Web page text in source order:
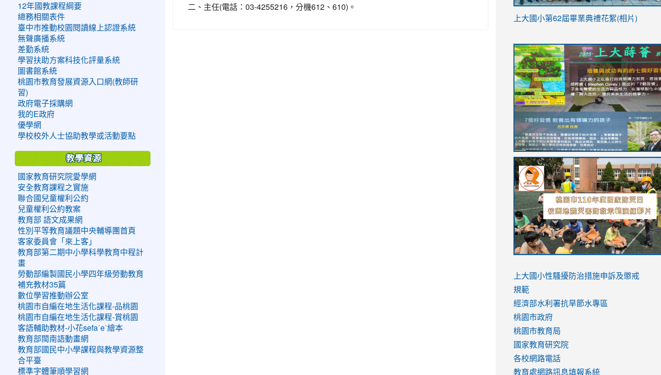
二、 主任(電話：03-4255216，分機612、610)。
12年國教課程綱要
總務相關表件
臺中市推動校園閱讀線上認證系統
無聲廣播系統
差勤系統
學習扶助方案科技化評量系統
圖書館系統
桃園市教育發展資源入口網(教師研
習)
政府電子採購網
我的E政府
優學網
學校校外人士協助教學或活動要點
教學資源
國家教育研究院愛學網
安全教育課程之實施
聯合國兒童權利公約
兒童權利公約教案
教育部 語文成果網
性別平等教育議題中央輔導團首頁
客家委員會「來上客」
教育部第二期中小學科學教育中程計
畫
勞動部編製國民小學四年級勞動教育
補充教材35篇
數位學習推動辦公室
桃園市自編在地生活化課程-品桃園
桃園市自編在地生活化課程-賞桃園
客語輔助教材-小花sefaˊeˋ繪本
教育部閩南語動畫網
教育部國民中小學課程與教學資源整
合平臺
標準字體筆順學習網
link
YfDQppRvyMk686kIw6SBbssEIZ6WnT/
usp=sharing
上大國小第62屆畢業典禮花絮(相片)
to
https://drive.google.com/file/d/1I-
YfDQppRvyMk686kIw6SBbssEIZ6WnT/
usp=sharing
to
https://sites.google.com/stes.tyc.edu.tw/
link
to
https://sites.google.com/stes.tyc.edu.tw/
link
to
https://drive.google.com/file/d/
usp=sharing
link
to
https://youtu.be/jJOMVWY3-
8M
link
to
https://drive.google.com/file/d/
usp=sharing
to
https://www.youtube.com/watch?
v=hC_gdZndU9s
to
https://www.youtube.com/watch?
v=hC_gdZndU9s
link
to
https://www.youtube.com/watch?
v=mfpNykQ0g4M
上大國小性騷擾防治措施申訴及懲戒
規範
經濟部水利署抗旱節水專區
桃園市政府
桃園市教育局
國家教育研究院
各校網路電話
教育處網路訊息填報系統